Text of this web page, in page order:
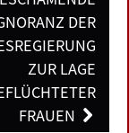
DER
ZUR LAGE
FRAUEN